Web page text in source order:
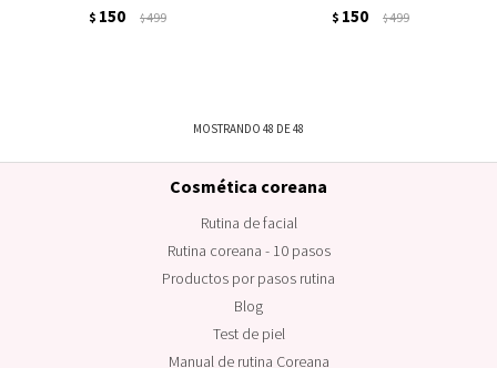
$ 150 $499 $ 150 $499
MOSTRANDO 48 DE48
Cosmética coreana
Rutina de facial
Rutina coreana - 10 pasos
Productos por pasos rutina
Blog
Test de piel
Manual de rutina Coreana